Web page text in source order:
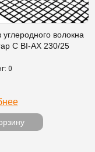
углеродного волокна
C BI-AX 230/25
0